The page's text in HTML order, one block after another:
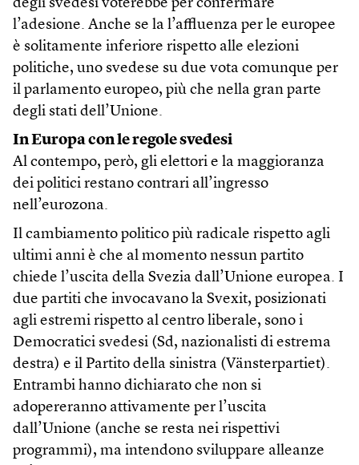
degli svedesi voterebbe per confermare
l’adesione. Anche se la l’affluenza per le europee
è solitamente inferiore rispetto alle elezioni
politiche, uno svedese su due vota comunque per
il parlamento europeo, più che nella gran parte
degli stati dell’Unione.
In Europa con le regole svedesi
Al contempo, però, gli elettori e la maggioranza
dei politici restano contrari all’ingresso
nell’eurozona.
Il cambiamento politico più radicale rispetto agli
ultimi anni è che al momento nessun partito
chiede l’uscita della Svezia dall’Unione europea. I
due partiti che invocavano la Svexit, posizionati
agli estremi rispetto al centro liberale, sono i
Democratici svedesi (Sd, nazionalisti di estrema
destra) e il Partito della sinistra (Vänsterpartiet).
Entrambi hanno dichiarato che non si
adopereranno attivamente per l’uscita
dall’Unione (anche se resta nei rispettivi
programmi), ma intendono sviluppare alleanze